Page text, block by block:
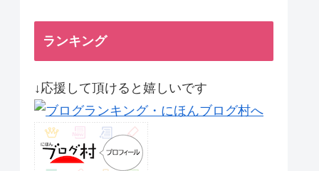
ランキング
↓応援して頂けると嬉しいです